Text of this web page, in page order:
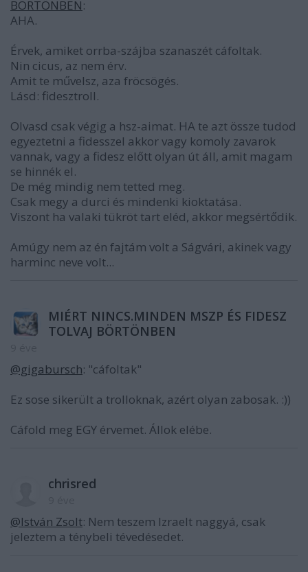
BÖRTÖNBEN:
AHA.
Érvek, amiket orrba-szájba szanaszét cáfoltak.
Nin cicus, az nem érv.
Amit te művelsz, aza fröcsögés.
Lásd: fidesztroll.
Olvasd csak végig a hsz-aimat. HA te azt össze tudod
egyeztetni a fidesszel akkor vagy komoly zavarok
vannak, vagy a fidesz előtt olyan út áll, amit magam
se hinnék el.
De még mindig nem tetted meg.
Csak megy a durci és mindenki kioktatása.
Viszont ha valaki tükröt tart eléd, akkor megsértődik.
Amúgy nem az én fajtám volt a Ságvári, akinek vagy
harminc neve volt...
MIÉRT NINCS.MINDEN MSZP ÉS FIDESZ
TOLVAJ BÖRTÖNBEN
@gigabursch: "cáfoltak"
Ez sose sikerült a trolloknak, azért olyan zabosak. :))
Cáfold meg EGY érvemet. Állok elébe.
chrisred
@István Zsolt: Nem teszem Izraelt naggyá, csak
jeleztem a ténybeli tévedésedet.